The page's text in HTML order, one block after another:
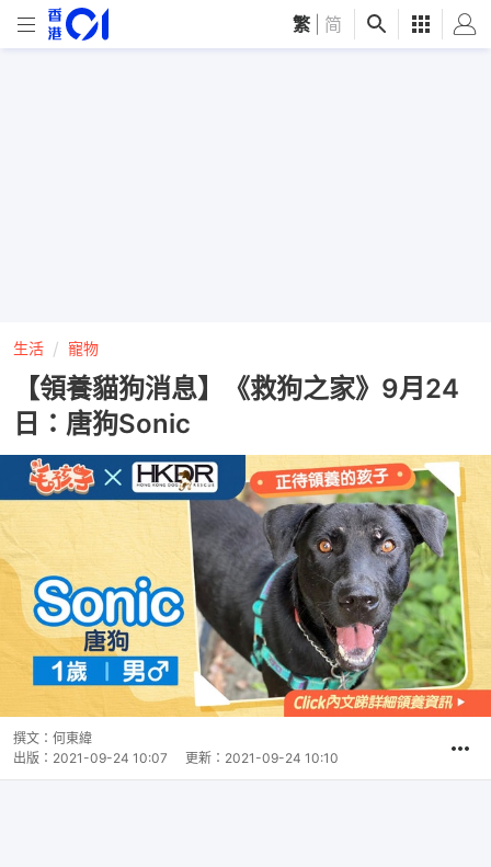
繁 简
生活 寵物
【領養貓狗消息】《救狗之家》9月24
日：唐狗Sonic
撰文： 何東緯
出版： 2021-09-24 10:07 更新： 2021-09-24 10:10